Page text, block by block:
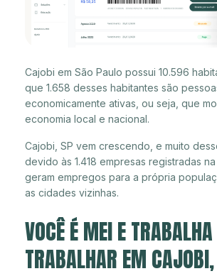
Cajobi em São Paulo possui 10.596
que 1.658 desses habitantes são
economicamente ativas, ou seja, que
economia local e nacional.
Cajobi, SP vem crescendo, e muito
devido às 1.418 empresas registradas
geram empregos para a própria
as cidades vizinhas.
VOCÊ É MEI E
TRABALHAR EM